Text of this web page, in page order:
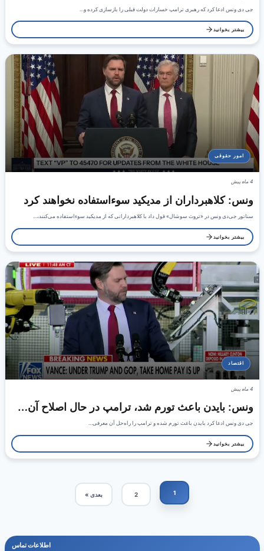
جی دی ونس ادعا کرد که رهبری ترامپ خسارات دولت قبلی را بازسازی کرده و…
بیشتر بخوانید
امور حقوقی
4 ماه پیش
ونس: کلاهبرداران از مدیکید سوءاستفاده نخواهند کرد
سناتور جی‌دی ونس در «تروث سوشال» قول داد با کلاهبردارانی که از مدیکید سوءاستفاده می‌کنند،…
بیشتر بخوانید
اقتصاد
4 ماه پیش
ونس: بایدن باعث تورم شد، ترامپ در حال اصلاح آن…
جی دی ونس ادعا کرد بایدن باعث تورم شده و ترامپ را راه‌حل آن معرفی…
بیشتر بخوانید
1
2 بعدی »
اطلاعات تماس